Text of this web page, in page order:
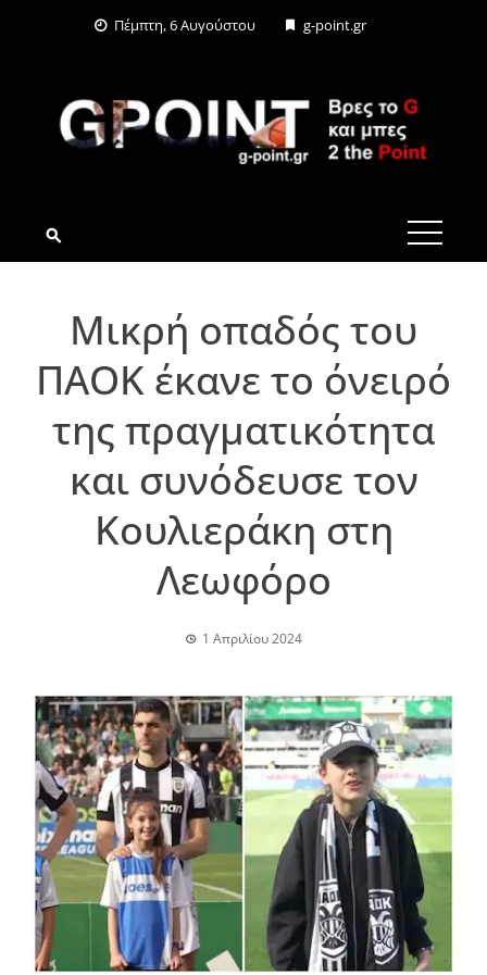
Πέμπτη, 6 Αυγούστου g-point.gr
G-POINT.GR
Μικρή οπαδός του
ΠΑΟΚ έκανε το όνειρό
της πραγματικότητα
και συνόδευσε τον
Κουλιεράκη στη
Λεωφόρο
1 Απριλίου 2024